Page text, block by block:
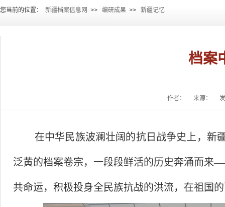
您当前的位置： 新疆档案信息网 >> 编研成果 >> 新疆记忆
档案
作者： 来源：
在中华民族波澜壮阔的抗日战争史上，新
泛黄的档案卷宗，一段段鲜活的历史奔涌而来
共命运，积极投身全民族抗战的洪流，在祖国